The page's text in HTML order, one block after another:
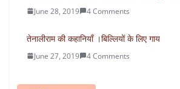
June 28, 2019 4 Comments
तेनालीराम की कहानियाँ ।बिल्लियों के लिए गाय
June 27, 2019 4 Comments